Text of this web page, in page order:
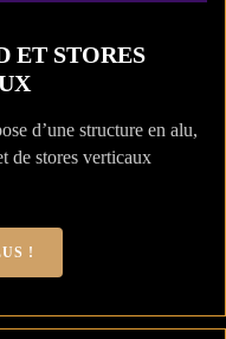
ET STORES
d’une structure en alu,
de stores verticaux
!